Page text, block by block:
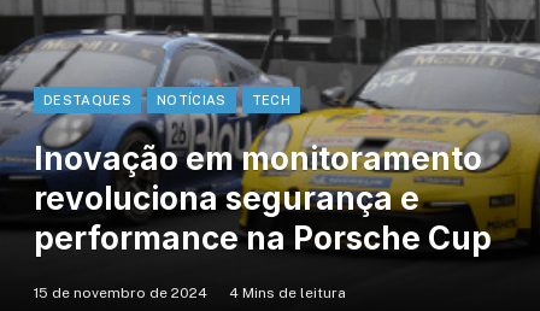
DESTAQUES NOTÍCIAS TECH
Inovação em monitoramento
revoluciona segurança e
performance na Porsche Cup
15 de novembro de 2024 4 Mins de leitura